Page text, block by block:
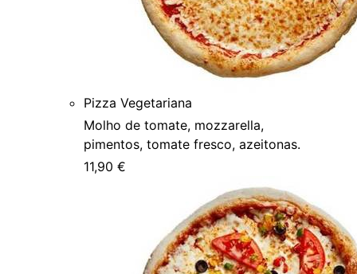
Pizza Vegetariana
Molho de tomate, mozzarella,
pimentos, tomate fresco, azeitonas.
11,90 €